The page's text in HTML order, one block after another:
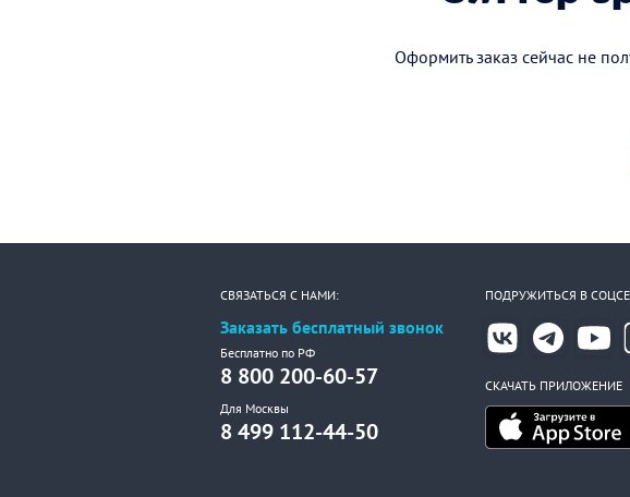
Оформить заказ сейчас не
СВЯЗАТЬСЯ С НАМИ:
Заказать бесплатный звонок
Бесплатно по РФ
8 800 200-60-57
Для Москвы
8 499 112-44-50
ПОДРУЖИТЬСЯ В
СКАЧАТЬ ПРИЛОЖЕНИЕ